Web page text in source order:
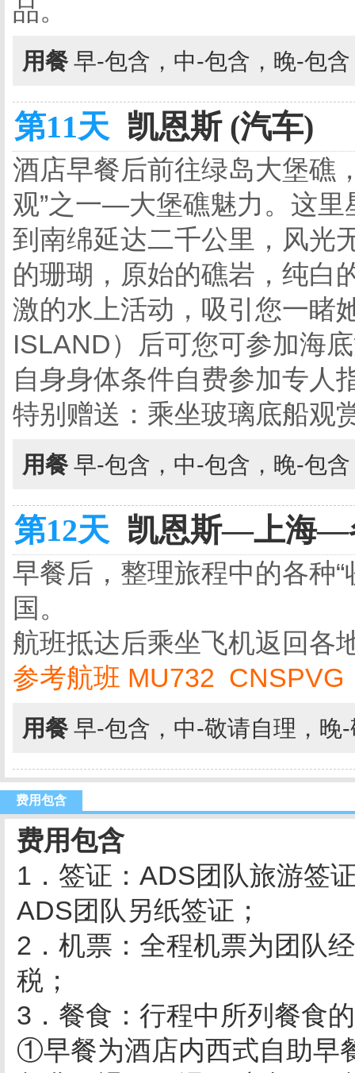
品。
用餐 早-包含，中-包含，晚-包
第11天 凯恩斯 (汽车)
酒店早餐后前往绿岛大堡礁
观”之一—大堡礁魅力。这
到南绵延达二千公里，风光
的珊瑚，原始的礁岩，纯白
激的水上活动，吸引您一睹
ISLAND）后可您可参加海
自身身体条件自费参加专人
特别赠送：乘坐玻璃底船观
用餐 早-包含，中-包含，晚-包
第12天 凯恩斯—上海—
早餐后，整理旅程中的各种
国。
航班抵达后乘坐飞机返回各
参考航班 MU732
用餐 早-包含，中-敬请自理，晚
费用包含
费用包含
1．签证：ADS团队旅游签
ADS团队另纸签证；
2．机票：全程机票为团队
税；
3．餐食：行程中所列餐食
①早餐为酒店内西式自助早